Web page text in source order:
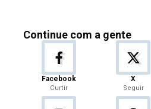
Continue com a gente
Facebook
Curtir
X
Seguir